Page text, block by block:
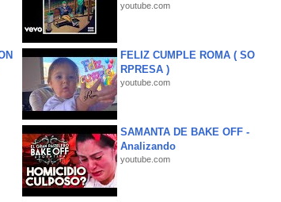
youtube.com
FELIZ CUMPLE ROMA ( SO
RPRESA )
youtube.com
SAMANTA DE BAKE OFF -
Analizando
youtube.com